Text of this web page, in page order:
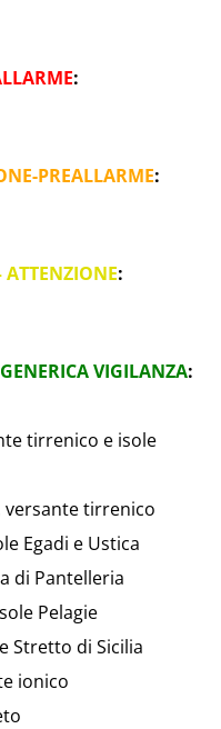
:
PREALLARME:
ATTENZIONE:
VIGILANZA:
tirrenico e isole
versante tirrenico
Egadi e Ustica
di Pantelleria
Pelagie
Stretto di Sicilia
ionico